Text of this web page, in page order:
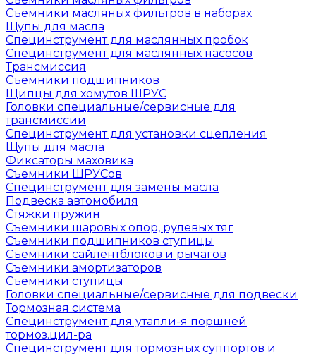
Съемники масляных фильтров в наборах
Щупы для масла
Специнструмент для маслянных пробок
Специнструмент для маслянных насосов
Трансмиссия
Съемники подшипников
Щипцы для хомутов ШРУС
Головки специальные/сервисные для
трансмиссии
Специнструмент для установки сцепления
Щупы для масла
Фиксаторы маховика
Съемники ШРУСов
Специнструмент для замены масла
Подвеска автомобиля
Стяжки пружин
Съемники шаровых опор, рулевых тяг
Съемники подшипников ступицы
Съемники сайлентблоков и рычагов
Съемники амортизаторов
Съемники ступицы
Головки специальные/сервисные для подвески
Тормозная система
Специнструмент для утапли-я поршней
тормоз.цил-ра
Специнструмент для тормозных суппортов и